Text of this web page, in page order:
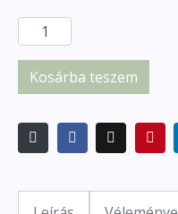
Kosárba teszem